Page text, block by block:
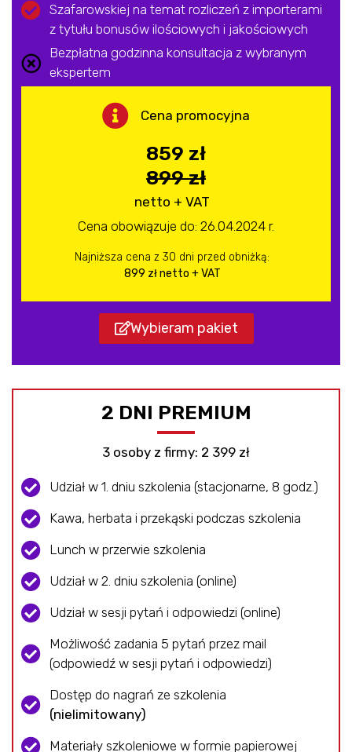
Szafarowskiej na temat rozliczeń z importerami
z tytułu bonusów ilościowych i jakościowych
Bezpłatna godzinna konsultacja z wybranym
ekspertem
Cena promocyjna
859 zł
899 zł
netto + VAT
Cena obowiązuje do: 26.04.2024 r.
Najniższa cena z 30 dni przed obniżką:
899 zł netto + VAT
Wybieram pakiet
2 DNI PREMIUM
3 osoby z firmy: 2 399 zł
Udział w 1. dniu szkolenia (stacjonarne, 8 godz.)
Kawa, herbata i przekąski podczas szkolenia
Lunch w przerwie szkolenia
Udział w 2. dniu szkolenia (online)
Udział w sesji pytań i odpowiedzi (online)
Możliwość zadania 5 pytań przez mail
(odpowiedź w sesji pytań i odpowiedzi)
Dostęp do nagrań ze szkolenia​
(nielimitowany)
Materiały szkoleniowe w formie papierowej